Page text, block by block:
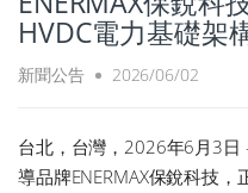
HVDC電力基礎架
新聞公告 2026/06/02
台北，台灣，2026年6月3日
導品牌ENERMAX保銳科技